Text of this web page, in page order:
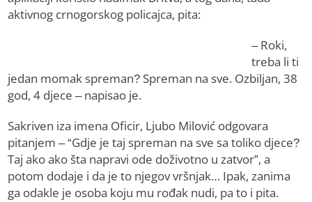
aktivnog crnogorskog policajca, pita:
– Roki,
treba li ti
jedan momak spreman? Spreman na sve. Ozbiljan, 38
god, 4 djece – napisao je.
Sakriven iza imena Oficir, Ljubo Milović odgovara
pitanjem – “Gdje je taj spreman na sve sa toliko djece?
Taj ako ako šta napravi ode doživotno u zatvor”, a
potom dodaje i da je to njegov vršnjak… Ipak, zanima
ga odakle je osoba koju mu rođak nudi, pa to i pita.